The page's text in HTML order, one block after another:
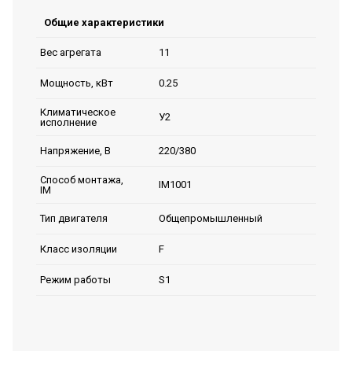
Общие характеристики
Вес агрегата 11
Мощность, кВт 0.25
Климатическое
исполнение
У2
Напряжение, В 220/380
Способ монтажа,
IM
IM1001
Тип двигателя Общепромышленный
Класс изоляции F
Режим работы S1